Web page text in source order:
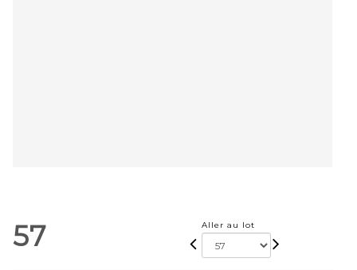
57 Aller au lot